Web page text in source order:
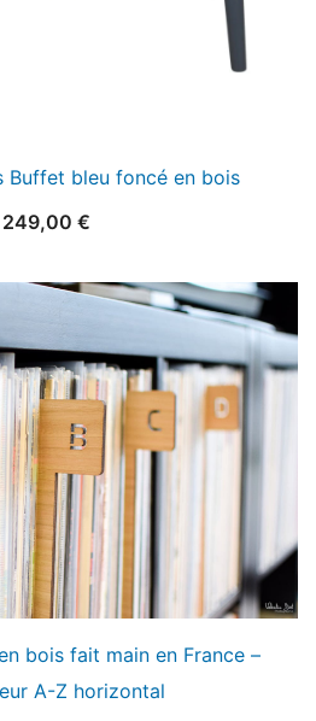
Buffet bleu foncé en bois
249,00 €
bois fait main en France –
A-Z horizontal